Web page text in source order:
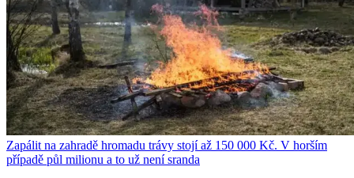
Zapálit na zahradě hromadu trávy stojí až 150 000 Kč. V horším
případě půl milionu a to už není sranda